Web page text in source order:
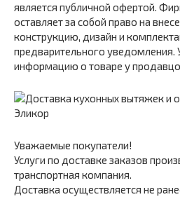
является публичной офертой.
оставляет за собой право на
конструкцию, дизайн и
предварительного уведомления.
информацию о товаре у
Уважаемые покупатели!
Услуги по доставке заказов
транспортная компания.
Доставка осуществляется не